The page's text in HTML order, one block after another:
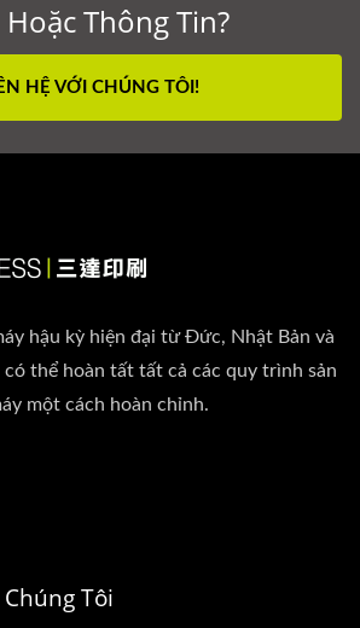
Thông Tin?
HỆ VỚI CHÚNG TÔI!
hậu kỳ hiện đại từ Đức, Nhật Bản và
thể hoàn tất tất cả các quy trình sản
một cách hoàn chỉnh.
Tôi